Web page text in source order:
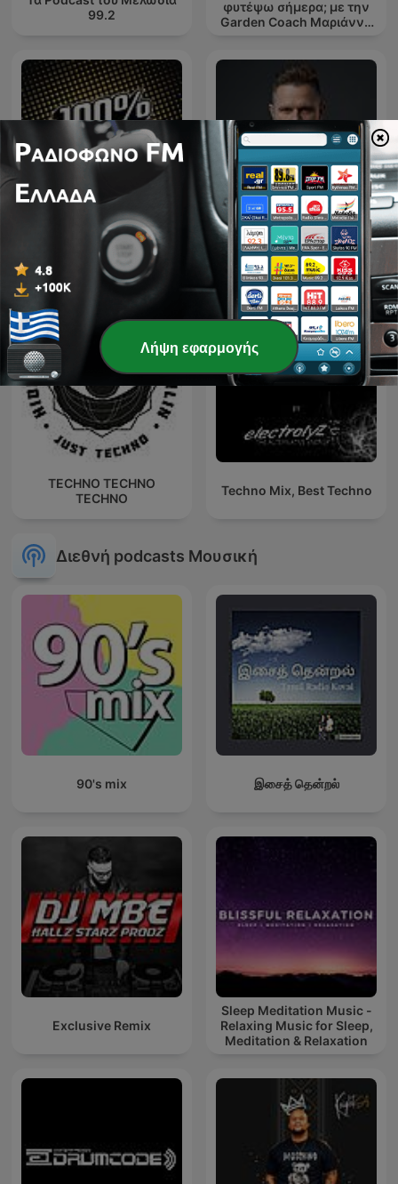
99.2
φυτέψω σήμερα; με την
Garden Coach Μαριάννα
100% 90
Downtown - House & Tech
house
TECHNO TECHNO
TECHNO
Techno Mix, Best Techno
Διεθνή podcasts Μουσική
90's mix இசைத் தென்றல்
Exclusive Remix
Sleep Meditation Music -
Relaxing Music for Sleep,
Meditation & Relaxation
Λήψη εφαρμογής